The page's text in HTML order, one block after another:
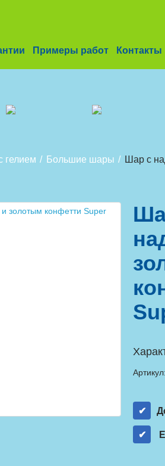
Примеры работ Контакты
гелием Большие шары Шар с
Артикул: